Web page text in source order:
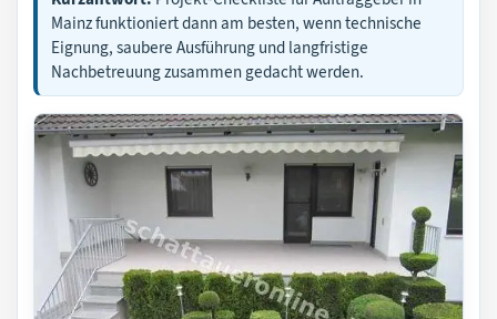
Mainz funktioniert dann am besten, wenn technische
Eignung, saubere Ausführung und langfristige
Nachbetreuung zusammen gedacht werden.